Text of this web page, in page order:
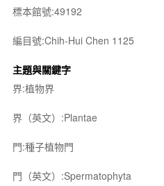
標本館號:49192
編目號:Chih-Hui Chen 1125
主題與關鍵字
界:植物界
界（英文）:Plantae
門:種子植物門
門（英文）:Spermatophyta